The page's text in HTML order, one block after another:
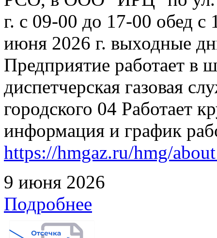
г. с 09-00 до 17-00 обед
июня 2026 г. выходные
Предприятие работает в
диспетчерская газовая
городского 04 Работает
информация и график
https://hmgaz.ru/hmg/
9 июня 2026
Подробнее